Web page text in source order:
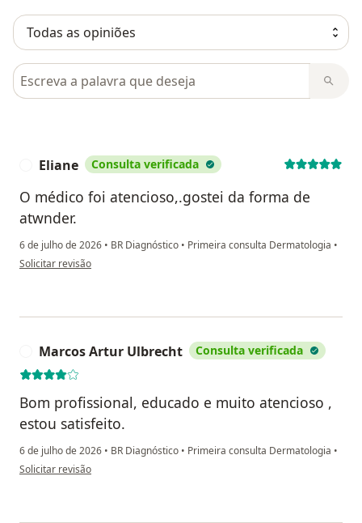
Pesquisar em opiniões
Eliane Consulta verificada
O médico foi atencioso,.gostei da forma de
atwnder.
6 de julho de 2026 • BR Diagnóstico • Primeira consulta Dermatologia •
na opinião do utilizador Eliane
Solicitar revisão
Marcos Artur Ulbrecht Consulta verificada
Bom profissional, educado e muito atencioso ,
estou satisfeito.
6 de julho de 2026 • BR Diagnóstico • Primeira consulta Dermatologia •
na opinião do utilizador Marcos Artur Ulbrecht
Solicitar revisão